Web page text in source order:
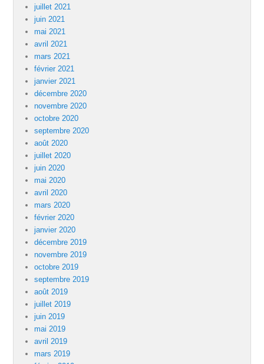
juillet 2021
juin 2021
mai 2021
avril 2021
mars 2021
février 2021
janvier 2021
décembre 2020
novembre 2020
octobre 2020
septembre 2020
août 2020
juillet 2020
juin 2020
mai 2020
avril 2020
mars 2020
février 2020
janvier 2020
décembre 2019
novembre 2019
octobre 2019
septembre 2019
août 2019
juillet 2019
juin 2019
mai 2019
avril 2019
mars 2019